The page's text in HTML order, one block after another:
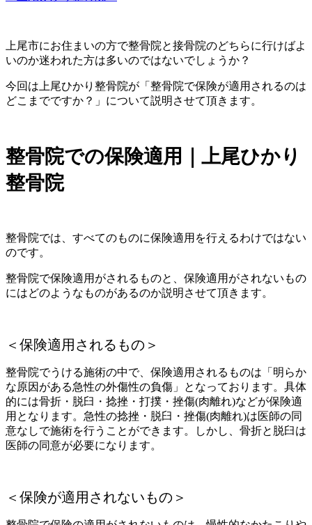
上尾市にお住まいの方で整骨院と接骨院のどちらに行けばよ
いのか迷われた方は多いのではないでしょうか？
今回は上尾ひかり整骨院が「整骨院で保険が適用されるのは
どこまでですか？」について説明させて頂きます。
整骨院での保険適用｜上尾ひかり
整骨院
整骨院では、すべてのものに保険適用を行えるわけではない
のです。
整骨院で保険適用がされるものと、保険適用がされないもの
にはどのようなものがあるのか説明させて頂きます。
＜保険適用されるもの＞
整骨院でうける施術の中で、保険適用されるものは「明らか
な原因がある急性の外傷性の負傷」となっております。具体
的には骨折・脱臼・捻挫・打撲・挫傷(肉離れ)などが保険適
用となります。急性の捻挫・脱臼・挫傷(肉離れ)は医師の同
意なしで施術を行うことができます。しかし、骨折と脱臼は
医師の同意が必要になります。
＜保険が適用されないもの＞